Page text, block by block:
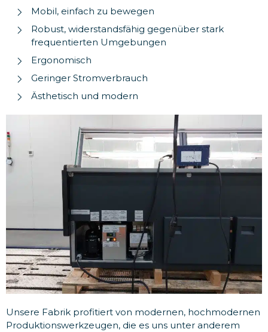
Mobil, einfach zu bewegen
Robust, widerstandsfähig gegenüber stark
frequentierten Umgebungen
Ergonomisch
Geringer Stromverbrauch
Ästhetisch und modern
Unsere Fabrik profitiert von modernen, hochmodernen
Produktionswerkzeugen, die es uns unter anderem